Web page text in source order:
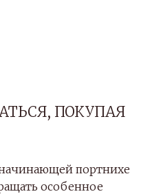
ПОКУПАЯ
портнихе
особенное